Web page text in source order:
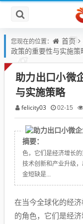
您现在的位置： 首页
政策的重要性与实施策
助力出口小微
与实施策略
felicity03 02-15
摘要：
在当今全球化的经济
色，它们是经济增长
技术创新和产业升级
金短缺是...
在当今全球化的经
的角色，它们是经